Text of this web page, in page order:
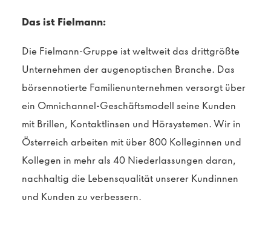
Das ist Fielmann:
Die Fielmann-Gruppe ist weltweit das drittgrößte
Unternehmen der augenoptischen Branche. Das
börsennotierte Familienunternehmen versorgt über
ein Omnichannel-Geschäftsmodell seine Kunden
mit Brillen, Kontaktlinsen und Hörsystemen. Wir in
Österreich arbeiten mit über 800 Kolleginnen und
Kollegen in mehr als 40 Niederlassungen daran,
nachhaltig die Lebensqualität unserer Kundinnen
und Kunden zu verbessern.